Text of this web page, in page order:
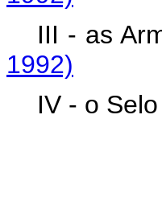
III - as
1992)
IV - o